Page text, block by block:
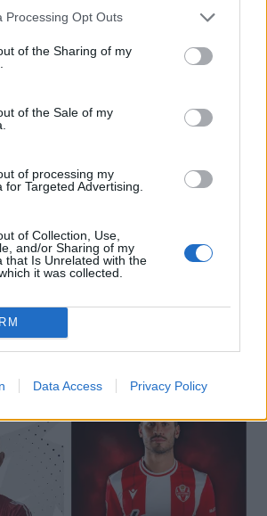
Processing Opt Outs
of the Sharing of my
of the Sale of my
of processing my
for Targeted Advertising.
of Collection, Use,
and/or Sharing of my
that Is Unrelated with the
it was collected.
Data Access Privacy Policy